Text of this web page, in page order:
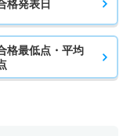
格発表日
格最低点・平均